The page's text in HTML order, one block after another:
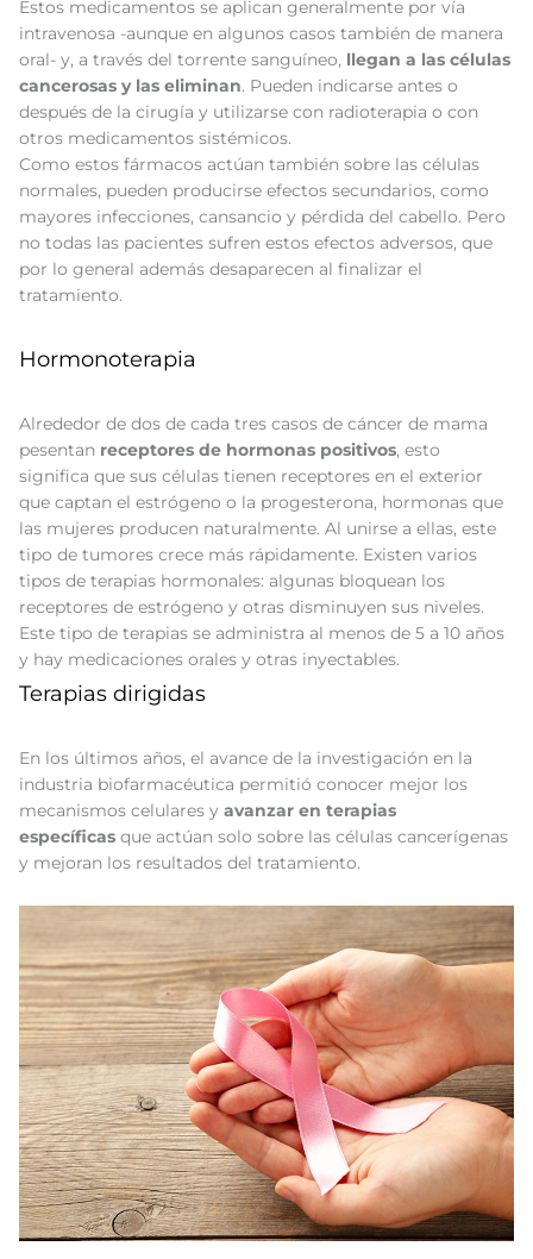
Estos medicamentos se aplican generalmente por vía
intravenosa -aunque en algunos casos también de manera
oral- y, a través del torrente sanguíneo, llegan a las células
cancerosas y las eliminan. Pueden indicarse antes o
después de la cirugía y utilizarse con radioterapia o con
otros medicamentos sistémicos.
Como estos fármacos actúan también sobre las células
normales, pueden producirse efectos secundarios, como
mayores infecciones, cansancio y pérdida del cabello. Pero
no todas las pacientes sufren estos efectos adversos, que
por lo general además desaparecen al finalizar el
tratamiento.
Hormonoterapia
Alrededor de dos de cada tres casos de cáncer de mama
pesentan receptores de hormonas positivos, esto
significa que sus células tienen receptores en el exterior
que captan el estrógeno o la progesterona, hormonas que
las mujeres producen naturalmente. Al unirse a ellas, este
tipo de tumores crece más rápidamente. Existen varios
tipos de terapias hormonales: algunas bloquean los
receptores de estrógeno y otras disminuyen sus niveles.
Este tipo de terapias se administra al menos de 5 a 10 años
y hay medicaciones orales y otras inyectables.
Terapias dirigidas
En los últimos años, el avance de la investigación en la
industria biofarmacéutica permitió conocer mejor los
mecanismos celulares y avanzar en terapias
específicas que actúan solo sobre las células cancerígenas
y mejoran los resultados del tratamiento.